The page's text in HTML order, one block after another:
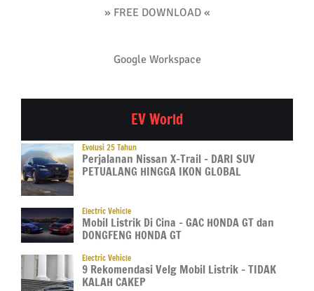
» FREE DOWNLOAD «
Google Workspace
EV World
Evolusi 25 Tahun
Perjalanan Nissan X-Trail – DARI SUV
PETUALANG HINGGA IKON GLOBAL
Electric Vehicle
Mobil Listrik Di Cina – GAC HONDA GT dan
DONGFENG HONDA GT
Electric Vehicle
9 Rekomendasi Velg Mobil Listrik – TIDAK
KALAH CAKEP